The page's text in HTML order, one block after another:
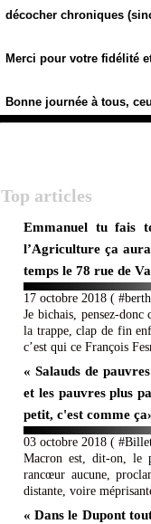
décocher chroniques
Merci pour votre fidélité
Bonne journée à tous,
Top articles
Emmanuel tu fais
l’Agriculture ça
temps le 78 rue de
17 octobre 2018 ( #
Je bichais, pensez-
la trappe, clap de fin
c’est qui ce François
« Salauds de
et les pauvres plus
petit, c'est comme
03 octobre 2018 ( #
Macron est, dit-on, le
rancœur aucune,
distante, voire
« Dans le Dupont